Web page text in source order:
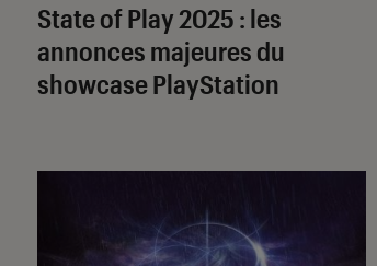
State of Play 2025 : les
annonces majeures du
showcase PlayStation